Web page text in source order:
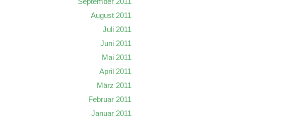
August 2011
Juli 2011
Juni 2011
Mai 2011
April 2011
März 2011
Februar 2011
Januar 2011